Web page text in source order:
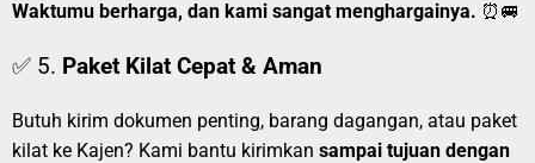
Waktumu berharga, dan kami sangat menghargainya. ⏰🚐
✅ 5. Paket Kilat Cepat & Aman
Butuh kirim dokumen penting, barang dagangan, atau paket
kilat ke Kajen? Kami bantu kirimkan sampai tujuan dengan